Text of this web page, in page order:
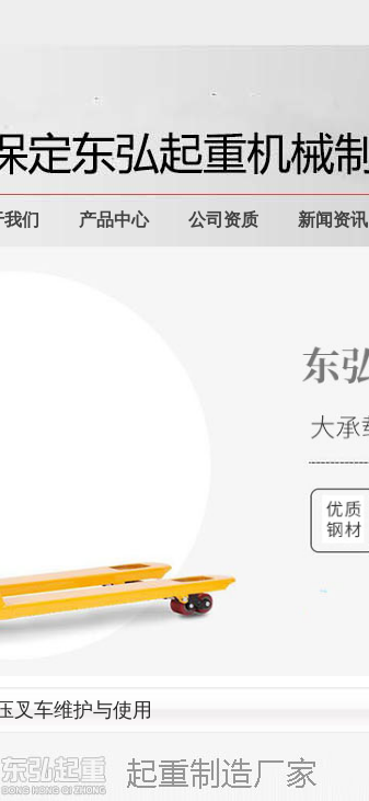
我们 产品中心 公司资质 新闻资讯
叉车维护与使用